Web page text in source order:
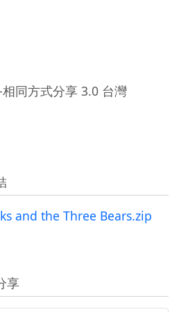
同方式分享 3.0 台灣
and the Three Bears.zip
享